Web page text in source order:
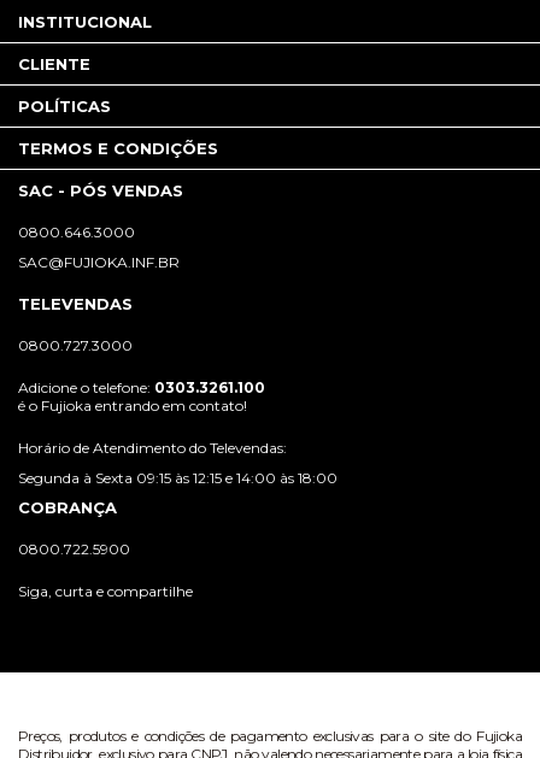
INSTITUCIONAL
CLIENTE
POLÍTICAS
TERMOS E CONDIÇÕES
SAC - PÓS VENDAS
0800.646.3000
SAC@FUJIOKA.INF.BR
TELEVENDAS
0800.727.3000
Adicione o telefone: 0303.3261.100
é o Fujioka entrando em contato!
Horário de Atendimento do Televendas:
Segunda à Sexta 09:15 às 12:15 e 14:00 às 18:00
COBRANÇA
0800.722.5900
Siga, curta e compartilhe
Preços, produtos e condições de pagamento exclusivas para o site do Fujioka
Distribuidor, exclusivo para CNPJ, não valendo necessariamente para a loja física